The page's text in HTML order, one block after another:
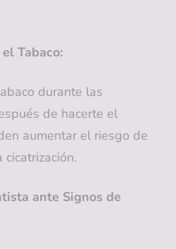
Tabaco:
durante las
de hacerte el
aumentar el riesgo de
ante Signos de